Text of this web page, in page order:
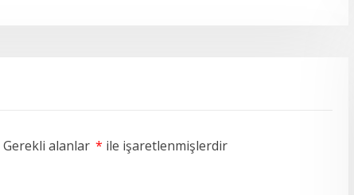
Gerekli alanlar * ile işaretlenmişlerdir